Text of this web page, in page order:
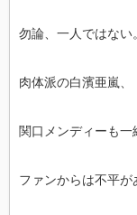
勿論、一人ではない。
肉体派の白濱亜嵐、
関口メンディーも一
ファンからは不平が